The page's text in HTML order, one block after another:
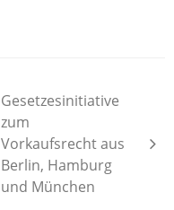
Gesetzesinitiative
zum
Vorkaufsrecht aus
Berlin, Hamburg
und München